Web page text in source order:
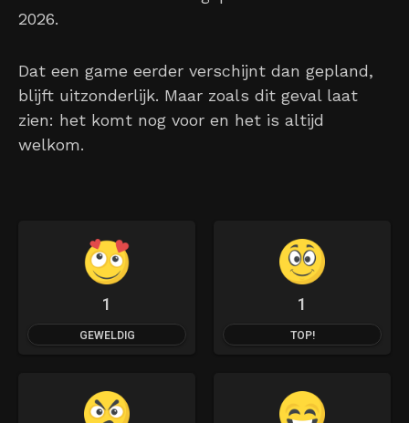
2026.
Dat een game eerder verschijnt dan gepland,
blijft uitzonderlijk. Maar zoals dit geval laat
zien: het komt nog voor en het is altijd
welkom.
1
GEWELDIG
1
TOP!